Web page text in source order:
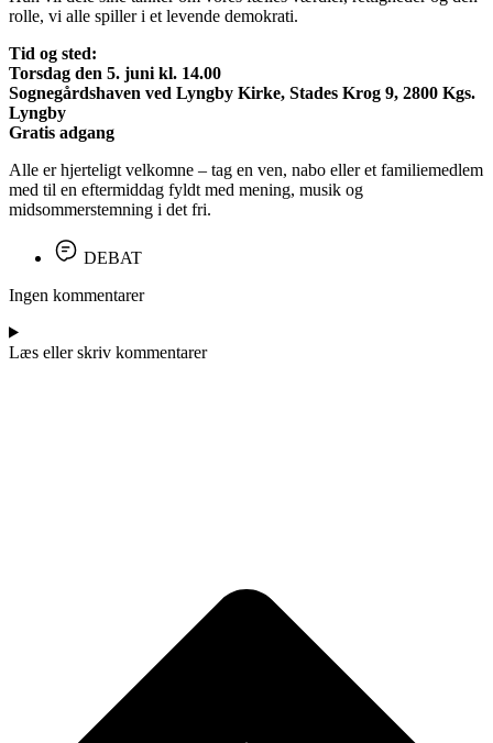
rolle, vi alle spiller i et levende demokrati.
Tid og sted:
Torsdag den 5. juni kl. 14.00
Sognegårdshaven ved Lyngby Kirke, Stades Krog 9, 2800 Kgs.
Lyngby
Gratis adgang
Alle er hjerteligt velkomne – tag en ven, nabo eller et familiemedlem
med til en eftermiddag fyldt med mening, musik og
midsommerstemning i det fri.
DEBAT
Ingen kommentarer
Læs eller skriv kommentarer